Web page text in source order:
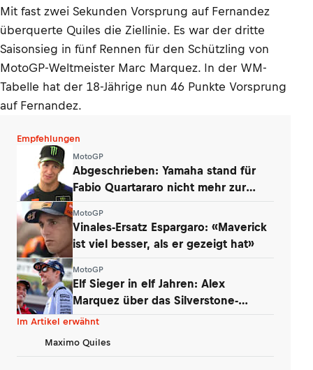
Mit fast zwei Sekunden Vorsprung auf Fernandez
überquerte Quiles die Ziellinie. Es war der dritte
Saisonsieg in fünf Rennen für den Schützling von
MotoGP-Weltmeister Marc Marquez. In der WM-
Tabelle hat der 18-Jährige nun 46 Punkte Vorsprung
auf Fernandez.
Empfehlungen
MotoGP
Abgeschrieben: Yamaha stand für
Fabio Quartararo nicht mehr zur
MotoGP
Vinales-Ersatz Espargaro: «Maverick
ist viel besser, als er gezeigt hat»
MotoGP
Elf Sieger in elf Jahren: Alex
Marquez über das Silverstone-
Phänomen
Im Artikel erwähnt
Maximo Quiles